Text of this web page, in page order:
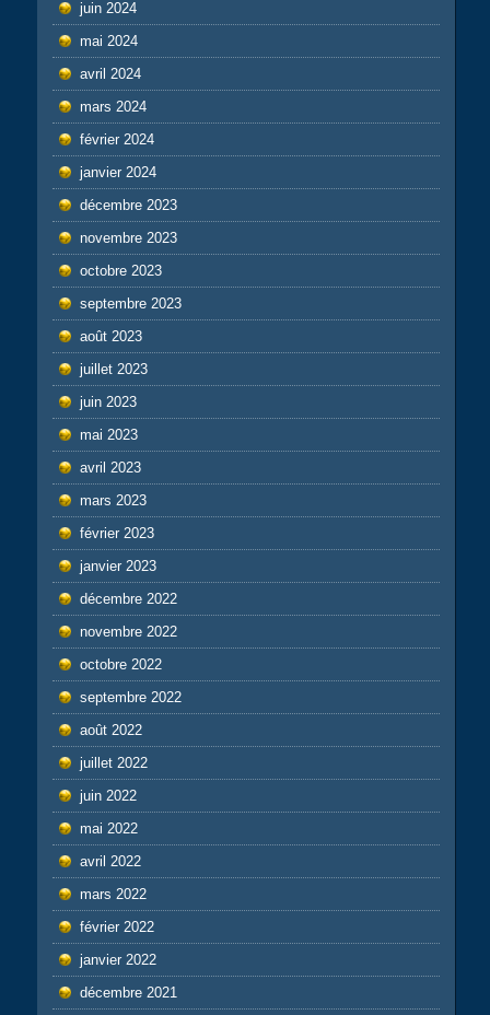
juin 2024
mai 2024
avril 2024
mars 2024
février 2024
janvier 2024
décembre 2023
novembre 2023
octobre 2023
septembre 2023
août 2023
juillet 2023
juin 2023
mai 2023
avril 2023
mars 2023
février 2023
janvier 2023
décembre 2022
novembre 2022
octobre 2022
septembre 2022
août 2022
juillet 2022
juin 2022
mai 2022
avril 2022
mars 2022
février 2022
janvier 2022
décembre 2021